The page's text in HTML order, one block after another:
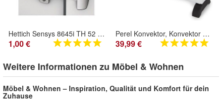
Hettich Sensys 8645i TH 52 mit Softclose Dämpfung, Möbelscharnier Topfband 110°
1,00 €
Perel Konvektor, Konvektor Heizung, Elektroheizung, elektrischer Konvektor, Heiz
39,99 €
Weitere Informationen zu Möbel & Wohnen
Möbel & Wohnen – Inspiration, Qualität und Komfort für dein
Zuhause